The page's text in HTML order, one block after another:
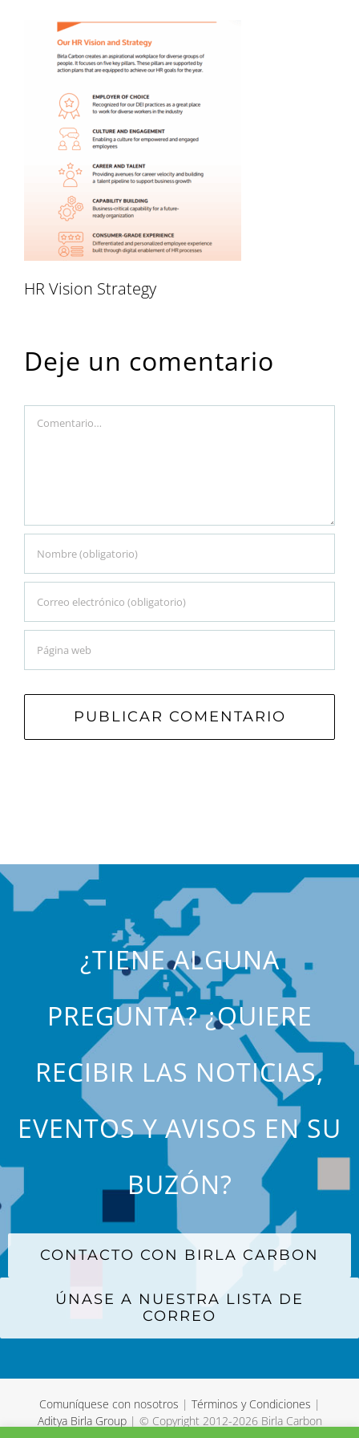
HR Vision Strategy
Deje un comentario
Comment
¿TIENE ALGUNA
PREGUNTA? ¿QUIERE
RECIBIR LAS NOTICIAS,
EVENTOS Y AVISOS EN SU
BUZÓN?
CONTACTO CON BIRLA CARBON
ÚNASE A NUESTRA LISTA DE
CORREO
Comuníquese con nosotros | Términos y Condiciones |
Aditya Birla Group| © Copyright 2012-2026 Birla Carbon